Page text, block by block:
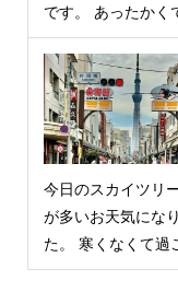
です。 あったかく
今日のスカイツリ
が多いお天気にな
た。 寒くなくて過